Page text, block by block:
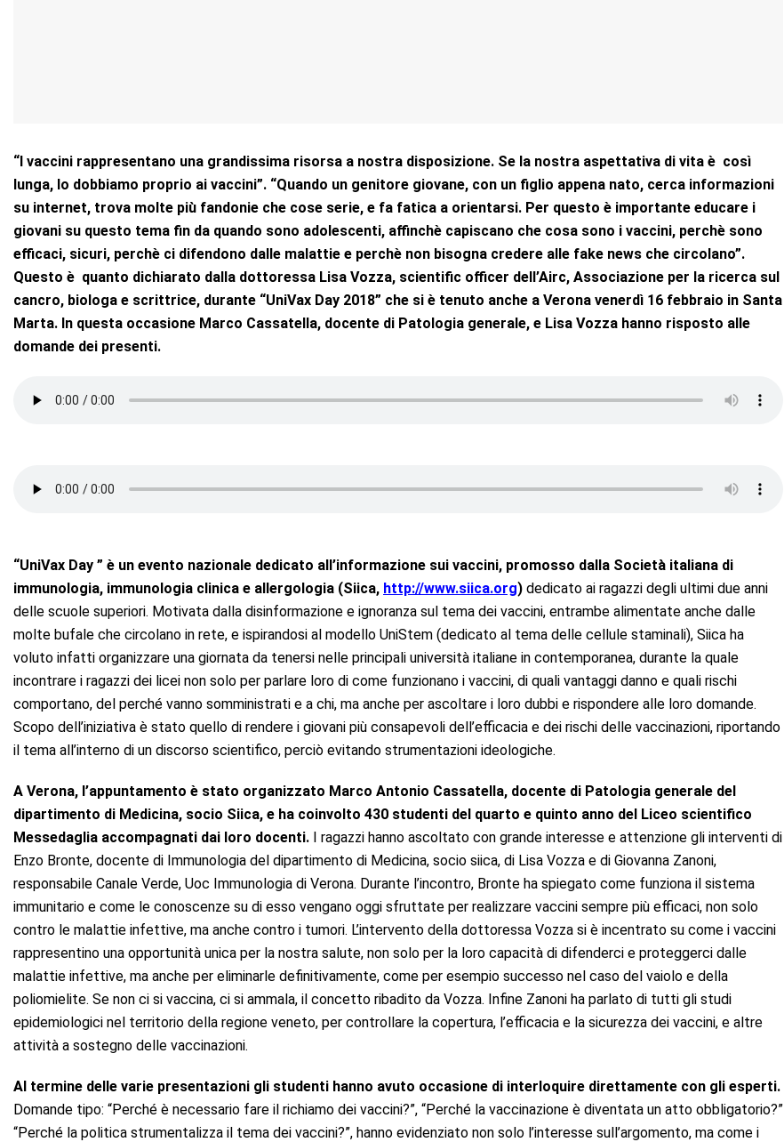
“I vaccini rappresentano una grandissima risorsa a nostra disposizione. Se la nostra aspettativa di vita è così
lunga, lo dobbiamo proprio ai vaccini”. “Quando un genitore giovane, con un figlio appena nato, cerca informazioni
su internet, trova molte più fandonie che cose serie, e fa fatica a orientarsi. Per questo è importante educare i
giovani su questo tema fin da quando sono adolescenti, affinchè capiscano che cosa sono i vaccini, perchè sono
efficaci, sicuri, perchè ci difendono dalle malattie e perchè non bisogna credere alle fake news che circolano”.
Questo è quanto dichiarato dalla dottoressa Lisa Vozza, scientific officer dell’Airc, Associazione per la ricerca sul
cancro, biologa e scrittrice, durante “UniVax Day 2018” che si è tenuto anche a Verona venerdì 16 febbraio in Santa
Marta. In questa occasione Marco Cassatella, docente di Patologia generale, e Lisa Vozza hanno risposto alle
domande dei presenti.
“UniVax Day ” è un evento nazionale dedicato all’informazione sui vaccini, promosso dalla Società italiana di
immunologia, immunologia clinica e allergologia (Siica, http://www.siica.org) dedicato ai ragazzi degli ultimi due anni
delle scuole superiori. Motivata dalla disinformazione e ignoranza sul tema dei vaccini, entrambe alimentate anche dalle
molte bufale che circolano in rete, e ispirandosi al modello UniStem (dedicato al tema delle cellule staminali), Siica ha
voluto infatti organizzare una giornata da tenersi nelle principali università italiane in contemporanea, durante la quale
incontrare i ragazzi dei licei non solo per parlare loro di come funzionano i vaccini, di quali vantaggi danno e quali rischi
comportano, del perché vanno somministrati e a chi, ma anche per ascoltare i loro dubbi e rispondere alle loro domande.
Scopo dell’iniziativa è stato quello di rendere i giovani più consapevoli dell’efficacia e dei rischi delle vaccinazioni, riportando
il tema all’interno di un discorso scientifico, perciò evitando strumentazioni ideologiche.
A Verona, l’appuntamento è stato organizzato Marco Antonio Cassatella, docente di Patologia generale del
dipartimento di Medicina, socio Siica, e ha coinvolto 430 studenti del quarto e quinto anno del Liceo scientifico
Messedaglia accompagnati dai loro docenti. I ragazzi hanno ascoltato con grande interesse e attenzione gli interventi di
Enzo Bronte, docente di Immunologia del dipartimento di Medicina, socio siica, di Lisa Vozza e di Giovanna Zanoni,
responsabile Canale Verde, Uoc Immunologia di Verona. Durante l’incontro, Bronte ha spiegato come funziona il sistema
immunitario e come le conoscenze su di esso vengano oggi sfruttate per realizzare vaccini sempre più efficaci, non solo
contro le malattie infettive, ma anche contro i tumori. L’intervento della dottoressa Vozza si è incentrato su come i vaccini
rappresentino una opportunità unica per la nostra salute, non solo per la loro capacità di difenderci e proteggerci dalle
malattie infettive, ma anche per eliminarle definitivamente, come per esempio successo nel caso del vaiolo e della
poliomielite. Se non ci si vaccina, ci si ammala, il concetto ribadito da Vozza. Infine Zanoni ha parlato di tutti gli studi
epidemiologici nel territorio della regione veneto, per controllare la copertura, l’efficacia e la sicurezza dei vaccini, e altre
attività a sostegno delle vaccinazioni.
Al termine delle varie presentazioni gli studenti hanno avuto occasione di interloquire direttamente con gli esperti.
Domande tipo: “Perché è necessario fare il richiamo dei vaccini?”, “Perché la vaccinazione è diventata un atto obbligatorio?”
“Perché la politica strumentalizza il tema dei vaccini?”, hanno evidenziato non solo l’interesse sull’argomento, ma come i